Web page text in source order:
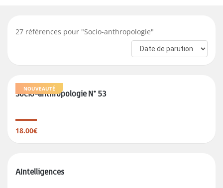
27 références pour "Socio-anthropologie"
NOUVEAUTÉ
Socio-anthropologie N° 53
18.00€
AIntelligences